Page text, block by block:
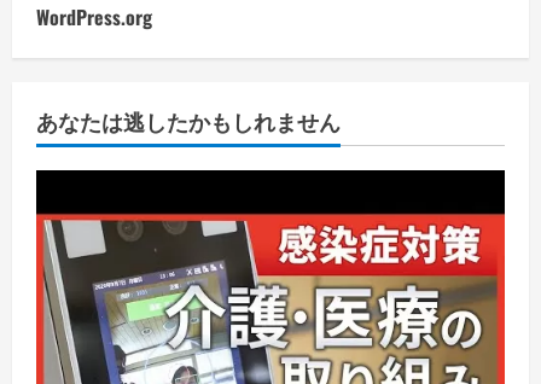
WordPress.org
あなたは逃したかもしれません